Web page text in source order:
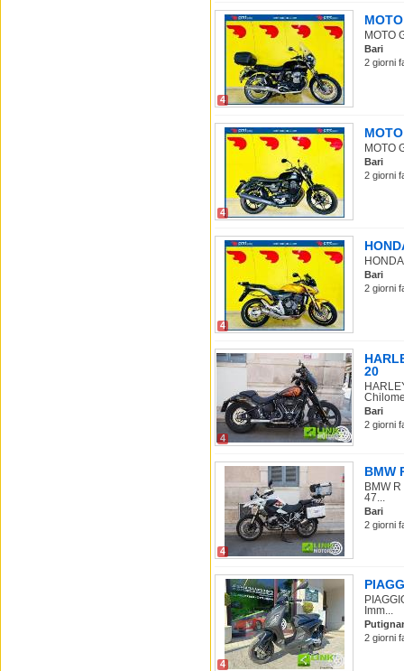
4
MOTO
Bari
2 giorni
4
MOTO
Bari
2 giorni
4
Bari
2 giorni
4
20
Bari
2 giorni
4
BMW
BMW
47...
Bari
2 giorni
4
Imm...
2 giorni